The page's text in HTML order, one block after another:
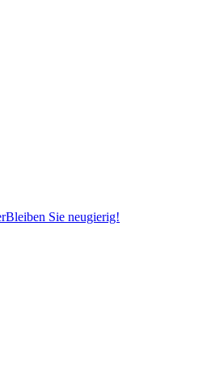
Bleiben Sie neugierig!